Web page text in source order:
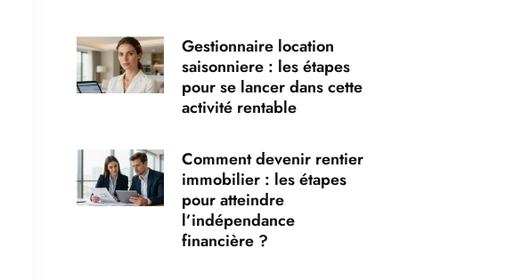
Gestionnaire location
saisonniere : les étapes
pour se lancer dans cette
activité rentable
Comment devenir rentier
immobilier : les étapes
pour atteindre
l’indépendance
financière ?